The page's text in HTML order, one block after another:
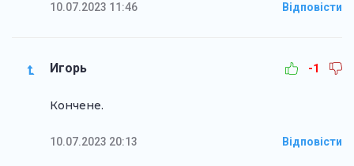
10.07.2023 11:46 Відповісти
Игорь -1
Кончене.
10.07.2023 20:13 Відповісти